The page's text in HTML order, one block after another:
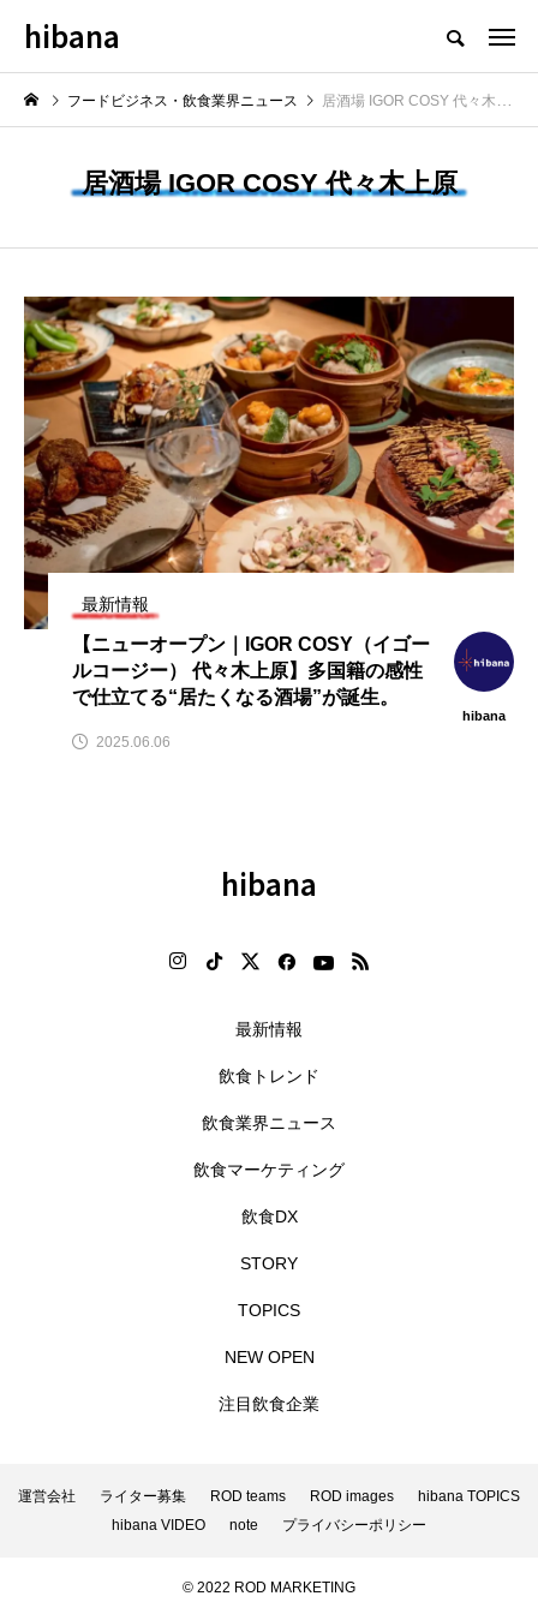
フードビジネス・飲食業界のニュースメディア
NEW POST
最新情報
【2026年7月】飲食業界ニュース
まとめ（hibana｜フードビジネ
ス応援メディア）
2026.08.10
飲食マーケティング
【2026年最新】注目の飲食店フ
hibana
フードビジネス・飲食業界ニュース 居酒場 IGOR COSY 代々木上原
居酒場 IGOR COSY 代々木上原
最新情報
【ニューオープン｜IGOR COSY（イゴー
ルコージー） 代々木上原】多国籍の感性
で仕立てる“居たくなる酒場”が誕生。
hibana
2025.06.06
hibana
最新情報
飲食トレンド
飲食業界ニュース
飲食マーケティング
飲食DX
STORY
TOPICS
NEW OPEN
注目飲食企業
運営会社 ライター募集 ROD teams ROD images
hibana TOPICS
hibana VIDEO
note プライバシーポリシー
© 2022 ROD MARKETING